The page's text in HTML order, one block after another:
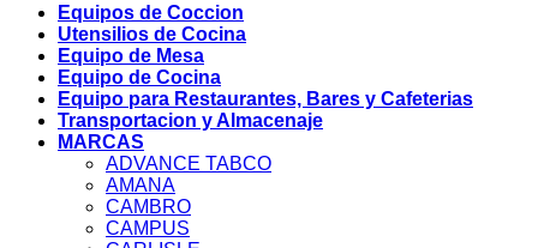
Equipos de Coccion
Utensilios de Cocina
Equipo de Mesa
Equipo de Cocina
Equipo para Restaurantes, Bares y Cafeterias
Transportacion y Almacenaje
MARCAS
ADVANCE TABCO
AMANA
CAMBRO
CAMPUS